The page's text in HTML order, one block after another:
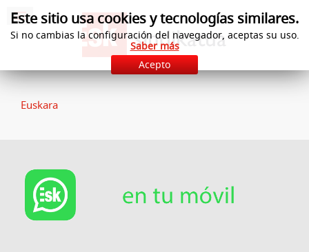
Euskara
Este sitio usa cookies y tecnologías similares.
Si no cambias la configuración del navegador, aceptas su uso.
Saber más
Acepto